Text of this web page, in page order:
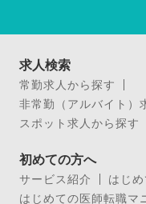
求人検索
常勤求人から探す
非常勤（アルバイト）
スポット求人から探す
初めての方へ
サービス紹介
はじ
はじめての医師転職マ